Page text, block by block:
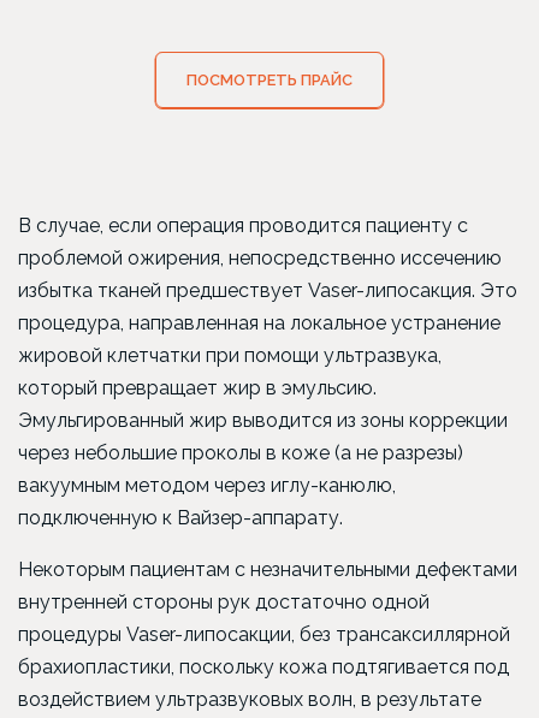
ПОСМОТРЕТЬ ПРАЙС
В случае, если операция проводится пациенту с
проблемой ожирения, непосредственно иссечению
избытка тканей предшествует Vaser-липосакция. Это
процедура, направленная на локальное устранение
жировой клетчатки при помощи ультразвука,
который превращает жир в эмульсию.
Эмульгированный жир выводится из зоны коррекции
через небольшие проколы в коже (а не разрезы)
вакуумным методом через иглу-канюлю,
подключенную к Вайзер-аппарату.
Некоторым пациентам с незначительными дефектами
внутренней стороны рук достаточно одной
процедуры Vaser-липосакции, без трансаксиллярной
брахиопластики, поскольку кожа подтягивается под
воздействием ультразвуковых волн, в результате